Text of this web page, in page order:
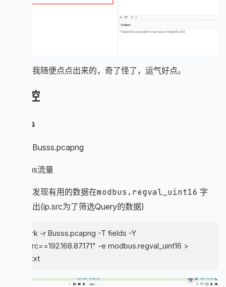
第二层我随便点点出来的，奇了怪了，运气好点。
工控
Busss
附件：Busss.pcapng
modbus流量
挨个看发现有用的数据在modbus.regval_uint16 字
段，导出(ip.src为了筛选Query的数据)
tshark -r Busss.pcapng -T fields -Y
"ip.src==192.168.87.171" -e modbus.regval_uint16 >
bus.txt